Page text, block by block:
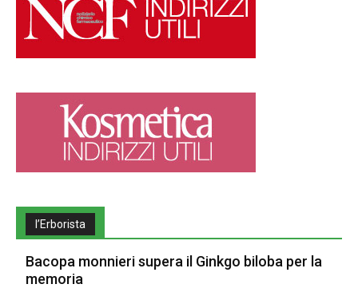
l’Erborista
Bacopa monnieri supera il Ginkgo biloba per la
memoria